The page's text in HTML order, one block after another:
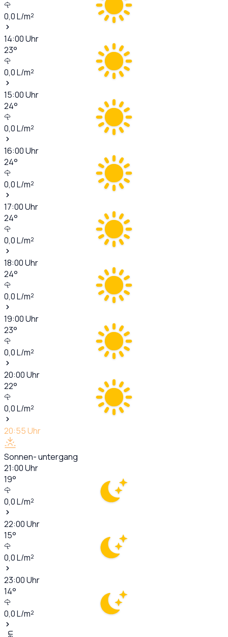
0,0L/m²
14:00Uhr
23°
0,0L/m²
15:00Uhr
24°
0,0L/m²
16:00Uhr
24°
0,0L/m²
17:00Uhr
24°
0,0L/m²
18:00Uhr
24°
0,0L/m²
19:00Uhr
23°
0,0L/m²
20:00Uhr
22°
0,0L/m²
20:55Uhr
Sonnen- untergang
21:00Uhr
19°
0,0L/m²
22:00Uhr
15°
0,0L/m²
23:00Uhr
14°
0,0L/m²